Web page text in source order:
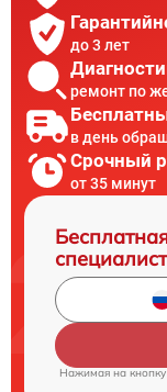
до 3 лет
ремонт по
в день
Срочный
от 35 минут
Нажимая на